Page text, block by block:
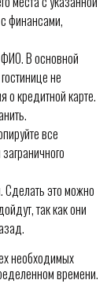
финансами,
В основной
не
о кредитной карте.
все
Сделать это можно
так как они
необходимых
времени.